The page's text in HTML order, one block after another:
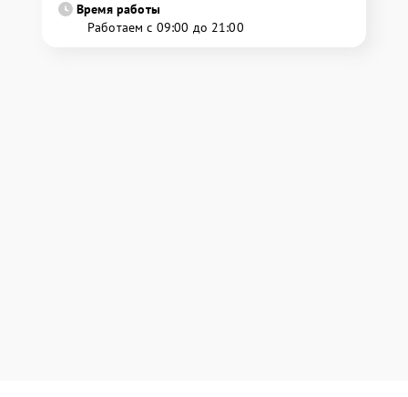
Время работы
Работаем с 09:00 до 21:00